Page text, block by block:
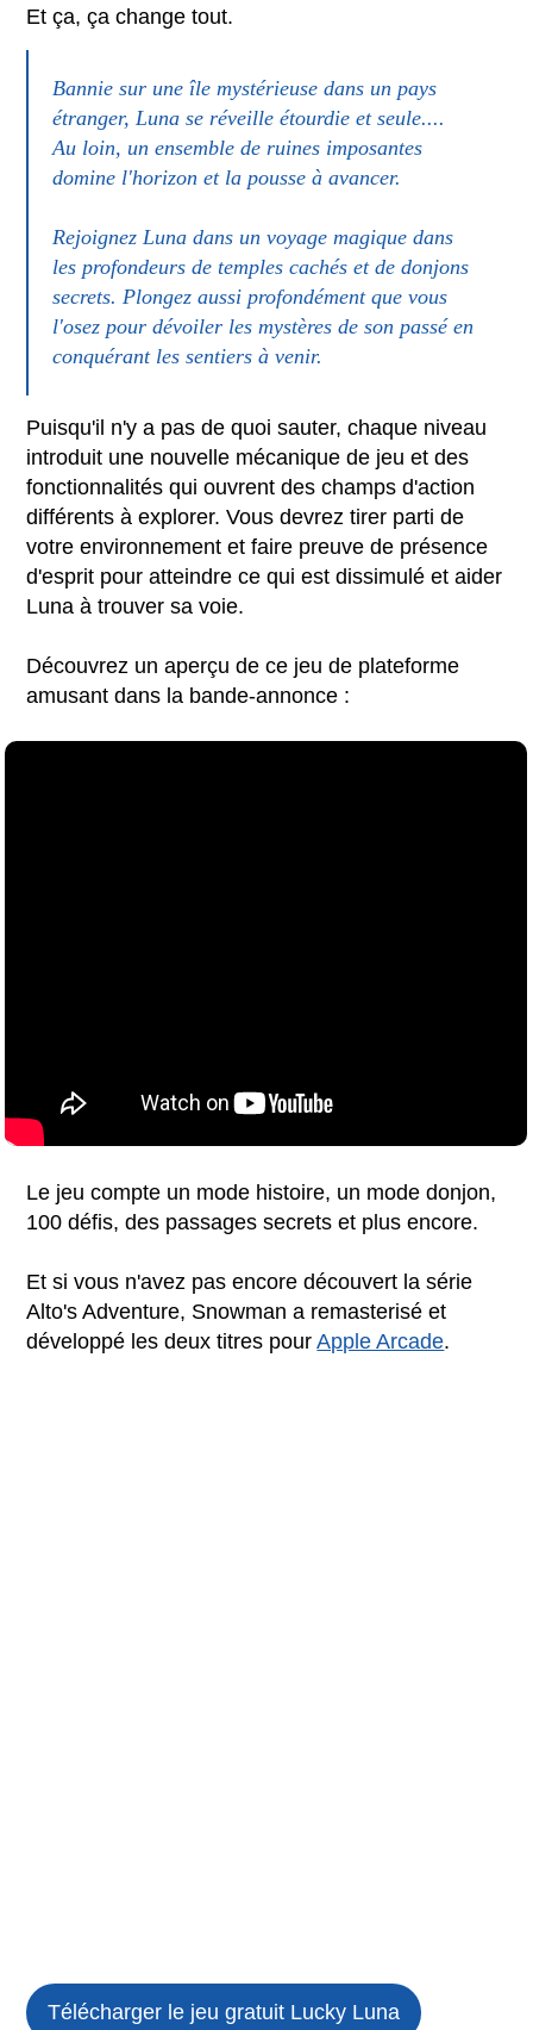
Et ça, ça change tout.
Bannie sur une île mystérieuse dans un pays
étranger, Luna se réveille étourdie et seule....
Au loin, un ensemble de ruines imposantes
domine l'horizon et la pousse à avancer.
Rejoignez Luna dans un voyage magique dans
les profondeurs de temples cachés et de donjons
secrets. Plongez aussi profondément que vous
l'osez pour dévoiler les mystères de son passé en
conquérant les sentiers à venir.
Puisqu'il n'y a pas de quoi sauter, chaque niveau
introduit une nouvelle mécanique de jeu et des
fonctionnalités qui ouvrent des champs d'action
différents à explorer. Vous devrez tirer parti de
votre environnement et faire preuve de présence
d'esprit pour atteindre ce qui est dissimulé et aider
Luna à trouver sa voie.
Découvrez un aperçu de ce jeu de plateforme
amusant dans la bande-annonce :
Le jeu compte un mode histoire, un mode donjon,
100 défis, des passages secrets et plus encore.
Et si vous n'avez pas encore découvert la série
Alto's Adventure, Snowman a remasterisé et
développé les deux titres pourApple Arcade.
Télécharger le jeu gratuit Lucky Luna